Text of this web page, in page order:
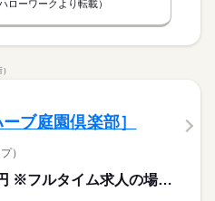
ハローワークより転載）
ブ庭園倶楽部］
）
220,000円〜220,000円 ※フルタイム求人の場合は月額（換算額）、パート求人の場合は時間額を表示しています。